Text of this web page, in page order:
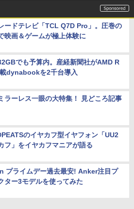
ードテレビ「TCL Q7D Pro」。圧巻の
映画＆ゲームが極上体験に
でも予算内。産経新聞社がAMD R
dynabookを2千台導入
ラーレス一眼の大特集！ 見どころ記事
のイヤカフ型イヤフォン「UU2
フ」をイヤカフマニアが語る
プライムデー過去最安! Anker注目プ
ター3モデルを使ってみた